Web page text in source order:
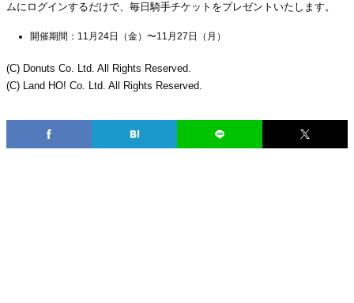
ムにログインするだけで、毎日騎手チケットをプレゼントいたします。
開催期間：11月24日（金）〜11月27日（月）
(C) Donuts Co. Ltd. All Rights Reserved.
(C) Land HO! Co. Ltd. All Rights Reserved.